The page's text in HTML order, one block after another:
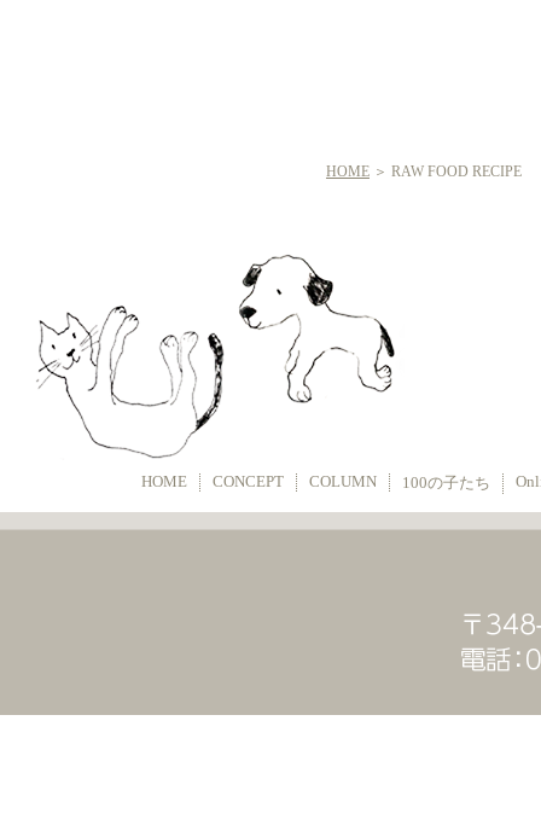
HOME ＞ RAW FOOD RECIPE
HOME CONCEPT COLUMN 100の子たち